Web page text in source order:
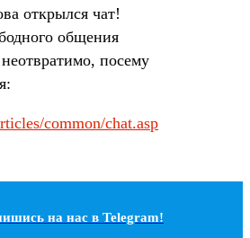
открылся чат!
общения
посему
common/chat.asp
на наc в Telegram!